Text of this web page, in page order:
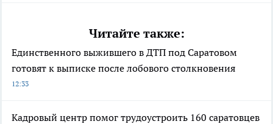
Читайте также:
Единственного выжившего в ДТП под Саратовом
готовят к выписке после лобового столкновения
12:33
Кадровый центр помог трудоустроить 160 саратовцев